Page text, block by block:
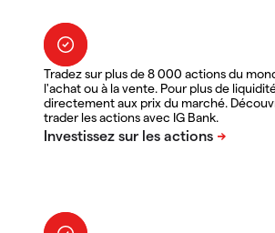
Tradez sur plus de 8 000 actions du
l'achat ou à la vente. Pour plus de
directement aux prix du marché.
trader les actions avec IG Bank.